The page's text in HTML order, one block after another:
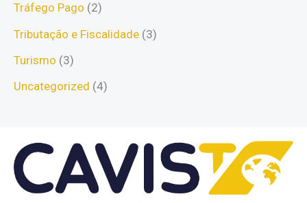
Tráfego Pago (2)
Tributação e Fiscalidade (3)
Turismo (3)
Uncategorized (4)